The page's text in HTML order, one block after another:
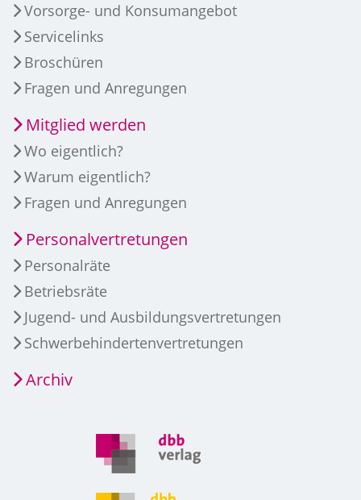
Vorsorge- und Konsumangebot
Servicelinks
Broschüren
Fragen und Anregungen
Mitglied werden
Wo eigentlich?
Warum eigentlich?
Fragen und Anregungen
Personalvertretungen
Personalräte
Betriebsräte
Jugend- und Ausbildungsvertretungen
Schwerbehindertenvertretungen
Archiv